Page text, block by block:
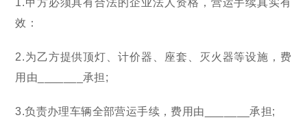
1.甲方必须具有合法的企业法人资格，营运手续真实有
效：
2.为乙方提供顶灯、计价器、座套、灭火器等设施，费
用由_______承担;
3.负责办理车辆全部营运手续，费用由_______承担;